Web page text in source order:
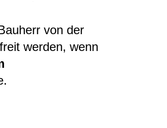
von der
werden, wenn